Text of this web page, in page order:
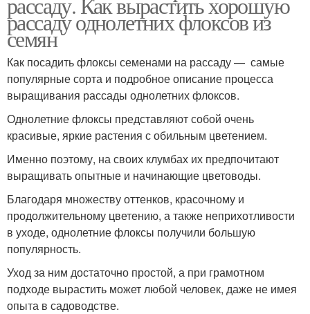
рассаду однолетних флоксов из
семян
Как посадить флоксы семенами на рассаду — самые
популярные сорта и подробное описание процесса
выращивания рассады однолетних флоксов.
Однолетние флоксы представляют собой очень
красивые, яркие растения с обильным цветением.
Именно поэтому, на своих клумбах их предпочитают
выращивать опытные и начинающие цветоводы.
Благодаря множеству оттенков, красочному и
продолжительному цветению, а также неприхотливости
в уходе, однолетние флоксы получили большую
популярность.
Уход за ним достаточно простой, а при грамотном
подходе вырастить может любой человек, даже не имея
опыта в садоводстве.